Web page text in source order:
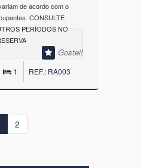
de acordo com o
CONSULTE
PERÍODOS NO
Gostei!
1 REF.: RA003
2